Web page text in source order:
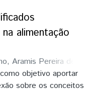
alimentação
Aramis Pereira de
Neto, Exzolvildres
objetivo aportar
sobre os conceitos